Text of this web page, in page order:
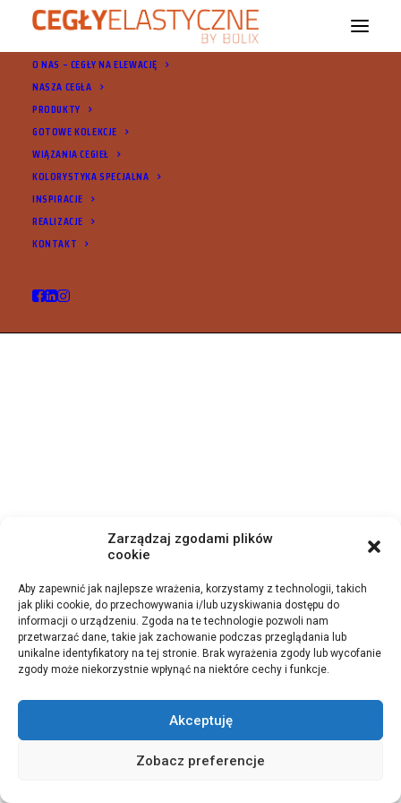
Zarządzaj zgodami plików
cookie
Aby zapewnić jak najlepsze wrażenia, korzystamy z technologii, takich
jak pliki cookie, do przechowywania i/lub uzyskiwania dostępu do
informacji o urządzeniu. Zgoda na te technologie pozwoli nam
przetwarzać dane, takie jak zachowanie podczas przeglądania lub
unikalne identyfikatory na tej stronie. Brak wyrażenia zgody lub wycofanie
zgody może niekorzystnie wpłynąć na niektóre cechy i funkcje.
Akceptuję
Zobacz preferencje
O NAS – CEGŁY NA ELEWACJĘ
NASZA CEGŁA
PRODUKTY
GOTOWE KOLEKCJE
WIĄZANIA CEGIEŁ
KOLORYSTYKA SPECJALNA
INSPIRACJE
REALIZACJE
KONTAKT
© 2021 Cegły Elastyczne Bolix. Wszystkie prawa zastrzeżone |